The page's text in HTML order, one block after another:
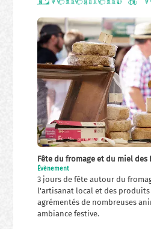
Fête du fromage et du miel des
Évènement
3 jours de fête autour du
l'artisanat local et des produits
agrémentés de nombreuses
ambiance festive.